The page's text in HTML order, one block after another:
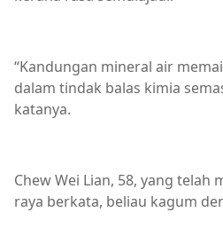
“Kandungan mineral air
dalam tindak balas kimia
katanya.
Chew Wei Lian, 58, yang telah
raya berkata, beliau kagum